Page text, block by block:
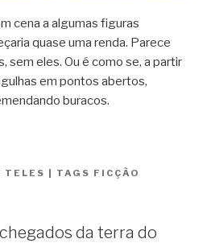
cena a algumas figuras
quase uma renda. Parece
sem eles. Ou é como se, a partir
em pontos abertos,
buracos.
TELES TAGS FICÇÃO
da terra do